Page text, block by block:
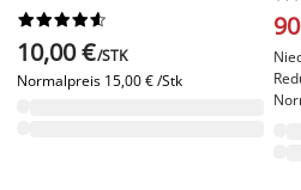






10,00 €/STK
Normalpreis 15,00 € /Stk